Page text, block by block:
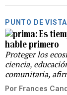
PUNTO DE VISTA
Es
hable primero
Proteger los
ciencia,
comunitaria,
Por Frances